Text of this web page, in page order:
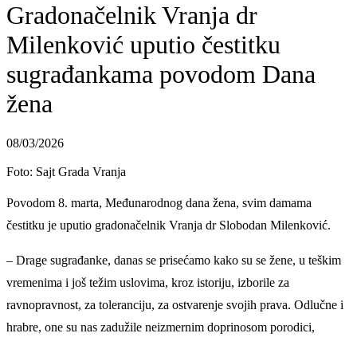
Gradonačelnik Vranja dr
Milenković uputio čestitku
sugrađankama povodom Dana
žena
08/03/2026
Foto: Sajt Grada Vranja
Povodom 8. marta, Međunarodnog dana žena, svim damama
čestitku je uputio gradonačelnik Vranja dr Slobodan Milenković.
– Drage sugrađanke, danas se prisećamo kako su se žene, u teškim
vremenima i još težim uslovima, kroz istoriju, izborile za
ravnopravnost, za toleranciju, za ostvarenje svojih prava. Odlučne i
hrabre, one su nas zadužile neizmernim doprinosom porodici,